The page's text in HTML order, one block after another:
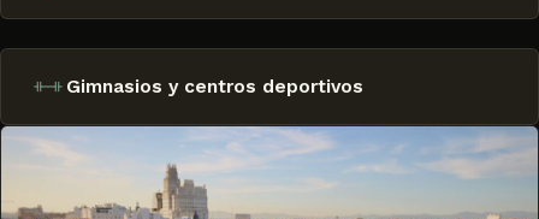
Gimnasios y centros deportivos